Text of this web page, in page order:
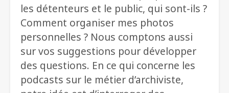
les détenteurs et le public, qui sont-ils ?
Comment organiser mes photos
personnelles ? Nous comptons aussi
sur vos suggestions pour développer
des questions. En ce qui concerne les
podcasts sur le métier d’archiviste,